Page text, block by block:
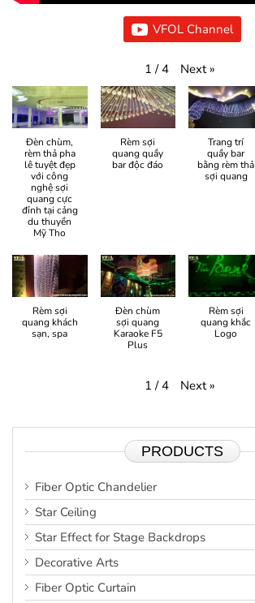
VFOL Channel
1 / 4 Next »
Đèn chùm,
rèm thả pha
lê tuyệt đẹp
với công
nghệ sợi
quang cực
đỉnh tại cảng
du thuyền
Mỹ Tho
Rèm sợi
quang quầy
bar độc đáo
Trang trí
quầy bar
bằng rèm thả
sợi quang
Rèm sợi
quang khách
sạn, spa
Đèn chùm
sợi quang
Karaoke F5
Plus
Rèm sợi
quang khắc
Logo
1 / 4 Next »
PRODUCTS
Fiber Optic Chandelier
Star Ceiling
Star Effect for Stage Backdrops
Decorative Arts
Fiber Optic Curtain